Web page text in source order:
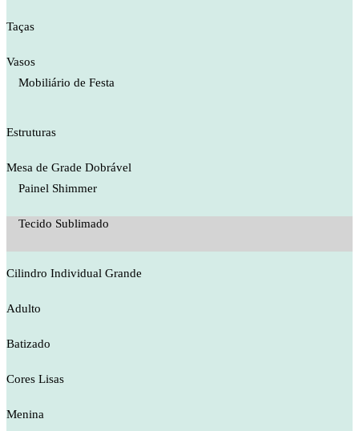
Taças
Vasos
Mobiliário de Festa
Estruturas
Mesa de Grade Dobrável
Painel Shimmer
Tecido Sublimado
Cilindro Individual Grande
Adulto
Batizado
Cores Lisas
Menina